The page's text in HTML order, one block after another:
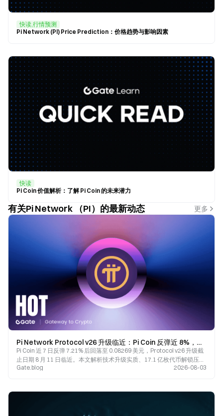
快读,行情预测
Pi Network (PI) Price Prediction：价格趋势与影响因素
快读
Pi Coin 价值解析：了解 Pi Coin 的未来潜力
有关Pi Network （PI）的最新动态 更多
Pi Network Protocol v26 升级临近：Pi Coin 反弹近 8%，技术利好能否转化为长期生态增长？
Pi Coin 近 7 日反弹 7.21% 后回落至 0.08269 美元，Protocol v26 升级截
止日期 8 月 11 日临近。本文解析技术升级实质、17.1 亿枚代币解锁压力
与主网生态发展瓶颈，探讨 Pi Network 长期价值逻辑。
Gate.blog 2026-08-03